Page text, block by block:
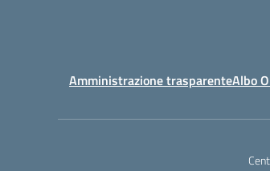
Amministrazione trasparenteAlbo